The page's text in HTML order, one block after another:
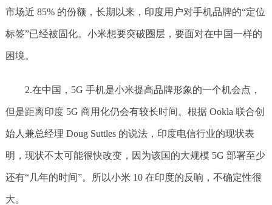
市场近 85% 的份额，长期以来，印度用户对手机品牌的“定位
标签”已经被固化。小米想要突破圈层，要面对在中国一样的
困境。
2.在中国，5G 手机是小米提高品牌形象的一个机会点，
但是距离印度 5G 商用化仍会有较长时间。根据 Ookla 联合创
始人兼总经理 Doug Suttles 的说法，印度电信行业的现状表
明，现状不太可能很快改变，因为该国的大规模 5G 部署至少
还有“几年的时间”。所以小米 10 在印度的反响，不确定性很
大。